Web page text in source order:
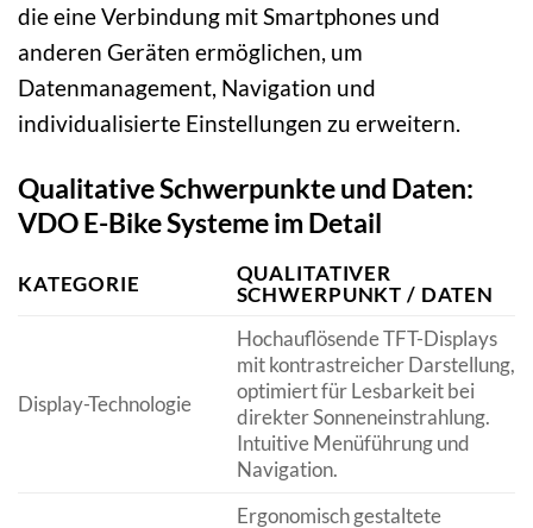
die eine Verbindung mit Smartphones und
anderen Geräten ermöglichen, um
Datenmanagement, Navigation und
individualisierte Einstellungen zu erweitern.
Qualitative Schwerpunkte und Daten:
VDO E-Bike Systeme im Detail
KATEGORIE
QUALITATIVER
SCHWERPUNKT / DATEN
Display-Technologie
Hochauflösende TFT-Displays
mit kontrastreicher Darstellung,
optimiert für Lesbarkeit bei
direkter Sonneneinstrahlung.
Intuitive Menüführung und
Navigation.
Ergonomisch gestaltete